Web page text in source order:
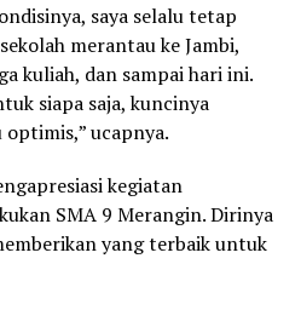
saya selalu tetap
merantau ke Jambi,
kuliah, dan sampai hari ini.
siapa saja, kuncinya
ucapnya.
kegiatan
SMA 9 Merangin. Dirinya
yang terbaik untuk